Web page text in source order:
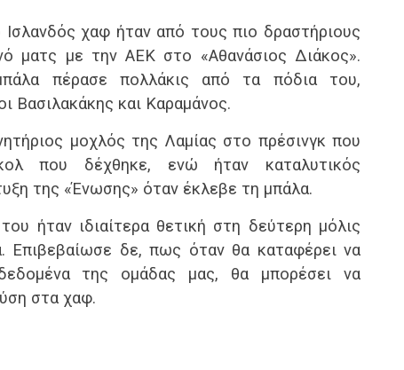
χαφ ήταν από τους πιο δραστήριους
ματς με την ΑΕΚ στο «Αθανάσιος Διάκος».
πέρασε πολλάκις από τα πόδια του,
Βασιλακάκης και Καραμάνος.
μοχλός της Λαμίας στο πρέσινγκ που
που δέχθηκε, ενώ ήταν καταλυτικός
της «Ένωσης» όταν έκλεβε τη μπάλα.
ήταν ιδιαίτερα θετική στη δεύτερη μόλις
Επιβεβαίωσε δε, πως όταν θα καταφέρει να
της ομάδας μας, θα μπορέσει να
στα χαφ.